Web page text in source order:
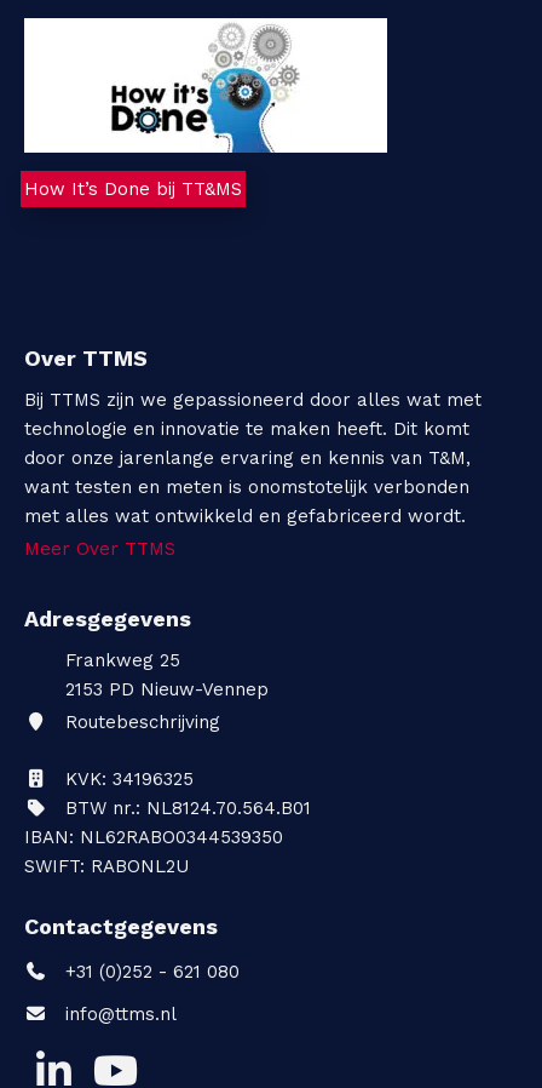
How It’s Done bij TT&MS
Over TTMS
Bij TTMS zijn we gepassioneerd door alles wat met
technologie en innovatie te maken heeft. Dit komt
door onze jarenlange ervaring en kennis van T&M,
want testen en meten is onomstotelijk verbonden
met alles wat ontwikkeld en gefabriceerd wordt.
Meer Over TTMS
Adresgegevens
Frankweg 25
2153 PD Nieuw-Vennep
Routebeschrijving
KVK: 34196325
BTW nr.: NL8124.70.564.B01
IBAN: NL62RABO0344539350
SWIFT: RABONL2U
Contactgegevens
+31 (0)252 - 621 080
info@ttms.nl